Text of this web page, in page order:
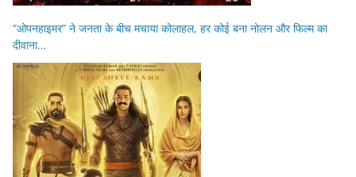
“ओपनहाइमर” ने जनता के बीच मचाया कोलाहल, हर कोई बना नोलन और फिल्म का
दीवाना…